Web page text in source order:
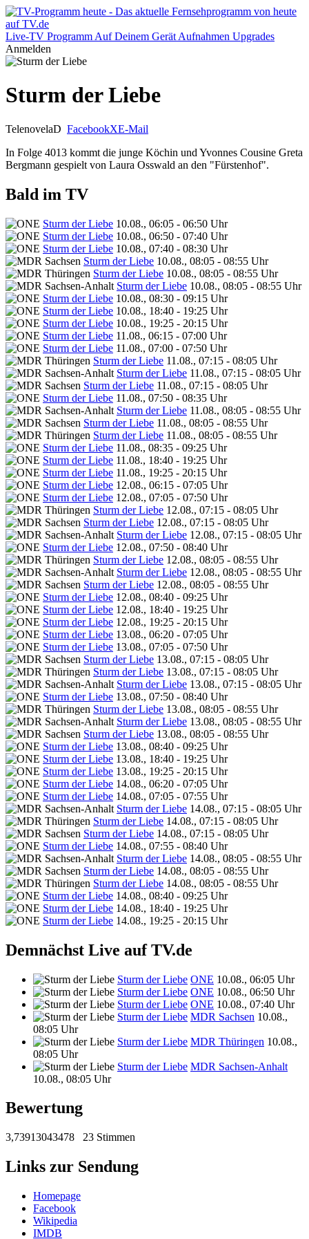
Live-TV Programm Auf Deinem Gerät Aufnahmen Upgrades
Anmelden
Sturm der Liebe
TelenovelaD FacebookXE-Mail
In Folge 4013 kommt die junge Köchin und Yvonnes Cousine Greta
Bergmann gespielt von Laura Osswald an den "Fürstenhof".
Bald im TV
Sturm der Liebe 10.08., 06:05 - 06:50 Uhr
Sturm der Liebe 10.08., 06:50 - 07:40 Uhr
Sturm der Liebe 10.08., 07:40 - 08:30 Uhr
Sturm der Liebe 10.08., 08:05 - 08:55 Uhr
Sturm der Liebe 10.08., 08:05 - 08:55 Uhr
Sturm der Liebe 10.08., 08:05 - 08:55 Uhr
Sturm der Liebe 10.08., 08:30 - 09:15 Uhr
Sturm der Liebe 10.08., 18:40 - 19:25 Uhr
Sturm der Liebe 10.08., 19:25 - 20:15 Uhr
Sturm der Liebe 11.08., 06:15 - 07:00 Uhr
Sturm der Liebe 11.08., 07:00 - 07:50 Uhr
Sturm der Liebe 11.08., 07:15 - 08:05 Uhr
Sturm der Liebe 11.08., 07:15 - 08:05 Uhr
Sturm der Liebe 11.08., 07:15 - 08:05 Uhr
Sturm der Liebe 11.08., 07:50 - 08:35 Uhr
Sturm der Liebe 11.08., 08:05 - 08:55 Uhr
Sturm der Liebe 11.08., 08:05 - 08:55 Uhr
Sturm der Liebe 11.08., 08:05 - 08:55 Uhr
Sturm der Liebe 11.08., 08:35 - 09:25 Uhr
Sturm der Liebe 11.08., 18:40 - 19:25 Uhr
Sturm der Liebe 11.08., 19:25 - 20:15 Uhr
Sturm der Liebe 12.08., 06:15 - 07:05 Uhr
Sturm der Liebe 12.08., 07:05 - 07:50 Uhr
Sturm der Liebe 12.08., 07:15 - 08:05 Uhr
Sturm der Liebe 12.08., 07:15 - 08:05 Uhr
Sturm der Liebe 12.08., 07:15 - 08:05 Uhr
Sturm der Liebe 12.08., 07:50 - 08:40 Uhr
Sturm der Liebe 12.08., 08:05 - 08:55 Uhr
Sturm der Liebe 12.08., 08:05 - 08:55 Uhr
Sturm der Liebe 12.08., 08:05 - 08:55 Uhr
Sturm der Liebe 12.08., 08:40 - 09:25 Uhr
Sturm der Liebe 12.08., 18:40 - 19:25 Uhr
Sturm der Liebe 12.08., 19:25 - 20:15 Uhr
Sturm der Liebe 13.08., 06:20 - 07:05 Uhr
Sturm der Liebe 13.08., 07:05 - 07:50 Uhr
Sturm der Liebe 13.08., 07:15 - 08:05 Uhr
Sturm der Liebe 13.08., 07:15 - 08:05 Uhr
Sturm der Liebe 13.08., 07:15 - 08:05 Uhr
Sturm der Liebe 13.08., 07:50 - 08:40 Uhr
Sturm der Liebe 13.08., 08:05 - 08:55 Uhr
Sturm der Liebe 13.08., 08:05 - 08:55 Uhr
Sturm der Liebe 13.08., 08:05 - 08:55 Uhr
Sturm der Liebe 13.08., 08:40 - 09:25 Uhr
Sturm der Liebe 13.08., 18:40 - 19:25 Uhr
Sturm der Liebe 13.08., 19:25 - 20:15 Uhr
Sturm der Liebe 14.08., 06:20 - 07:05 Uhr
Sturm der Liebe 14.08., 07:05 - 07:55 Uhr
Sturm der Liebe 14.08., 07:15 - 08:05 Uhr
Sturm der Liebe 14.08., 07:15 - 08:05 Uhr
Sturm der Liebe 14.08., 07:15 - 08:05 Uhr
Sturm der Liebe 14.08., 07:55 - 08:40 Uhr
Sturm der Liebe 14.08., 08:05 - 08:55 Uhr
Sturm der Liebe 14.08., 08:05 - 08:55 Uhr
Sturm der Liebe 14.08., 08:05 - 08:55 Uhr
Sturm der Liebe 14.08., 08:40 - 09:25 Uhr
Sturm der Liebe 14.08., 18:40 - 19:25 Uhr
Sturm der Liebe 14.08., 19:25 - 20:15 Uhr
Demnächst Live auf TV.de
Sturm der Liebe ONE 10.08., 06:05 Uhr
Sturm der Liebe ONE 10.08., 06:50 Uhr
Sturm der Liebe ONE 10.08., 07:40 Uhr
Sturm der Liebe MDR Sachsen 10.08.,
08:05 Uhr
Sturm der Liebe MDR Thüringen 10.08.,
08:05 Uhr
Sturm der Liebe MDR Sachsen-Anhalt
10.08., 08:05 Uhr
Bewertung
3,73913043478 23 Stimmen
Links zur Sendung
Homepage
Facebook
Wikipedia
IMDB